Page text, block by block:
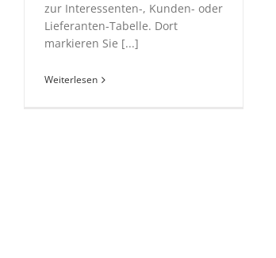
zur Interessenten-, Kunden- oder
Lieferanten-Tabelle. Dort
markieren Sie [...]
Weiterlesen